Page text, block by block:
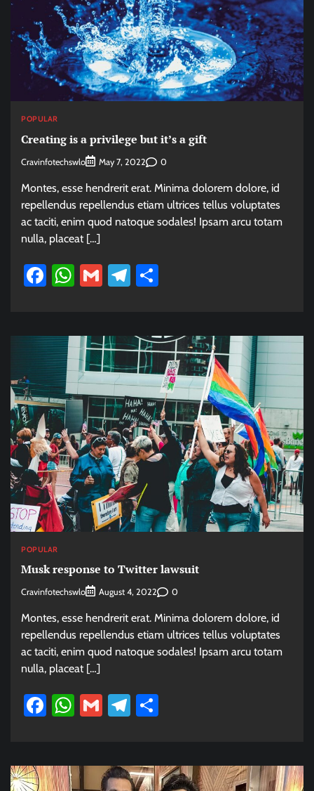
POPULAR
Creating is a privilege but it’s a gift
Cravinfotechswlo May 7, 2022 0
Montes, esse hendrerit erat. Minima dolorem dolore, id
repellendus repellendus etiam ultrices tellus voluptates
ac taciti, enim quod natoque sodales! Ipsam arcu totam
nulla, placeat […]
Facebook
WhatsApp
GmailTelegram
POPULAR
Musk response to Twitter lawsuit
Cravinfotechswlo August 4, 2022 0
Montes, esse hendrerit erat. Minima dolorem dolore, id
repellendus repellendus etiam ultrices tellus voluptates
ac taciti, enim quod natoque sodales! Ipsam arcu totam
nulla, placeat […]
Facebook
WhatsApp
GmailTelegram